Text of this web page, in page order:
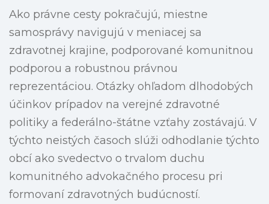
Ako právne cesty pokračujú, miestne
samosprávy navigujú v meniacej sa
zdravotnej krajine, podporované komunitnou
podporou a robustnou právnou
reprezentáciou. Otázky ohľadom dlhodobých
účinkov prípadov na verejné zdravotné
politiky a federálno-štátne vzťahy zostávajú. V
týchto neistých časoch slúži odhodlanie týchto
obcí ako svedectvo o trvalom duchu
komunitného advokačného procesu pri
formovaní zdravotných budúcností.